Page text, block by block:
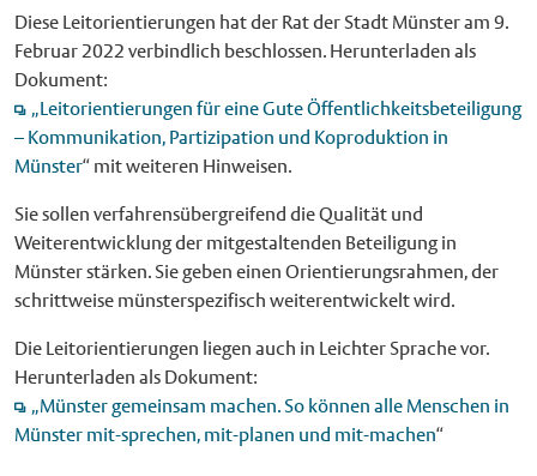
Diese Leitorientierungen hat der Rat der Stadt Münster am 9.
Februar 2022 verbindlich beschlossen. Herunterladen als
Dokument:
„Leitorientierungen für eine Gute Öffentlichkeitsbeteiligung
– Kommunikation, Partizipation und Koproduktion in
Münster“ mit weiteren Hinweisen.
Sie sollen verfahrensübergreifend die Qualität und
Weiterentwicklung der mitgestaltenden Beteiligung in
Münster stärken. Sie geben einen Orientierungsrahmen, der
schrittweise münsterspezifisch weiterentwickelt wird.
Die Leitorientierungen liegen auch in Leichter Sprache vor.
Herunterladen als Dokument:
„Münster gemeinsam machen. So können alle Menschen in
Münster mit-sprechen, mit-planen und mit-machen“